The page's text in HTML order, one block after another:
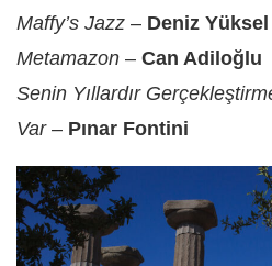
Maffy’s Jazz – Deniz Yüksel
Metamazon – Can Adiloğlu
Senin Yıllardır
Var– Pınar Fontini